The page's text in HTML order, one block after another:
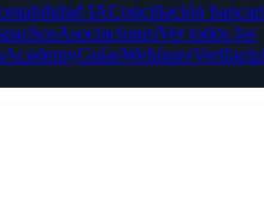
IAConciliación
AsociacionesVer todos los
AcademyGuíasWebinarsVerifactu